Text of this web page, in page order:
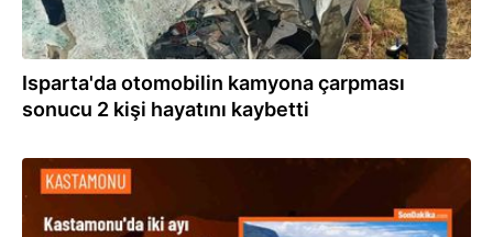
Isparta'da otomobilin kamyona çarpması
sonucu 2 kişi hayatını kaybetti
08.06.2024